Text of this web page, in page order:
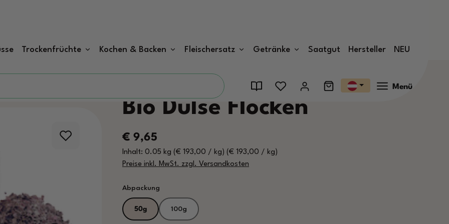
Trockenfrüchte Kochen & Backen Fleischersatz Getränke Saatgut Hersteller NEU
Menü
Bio Dulse Flocken
Regulärer Preis:
€ 9,65
Inhalt: 0.05 kg (€ 193,00 / kg) (€ 193,00 / kg)
Preise inkl. MwSt. zzgl. Versandkosten
Abpackung
50g 100g